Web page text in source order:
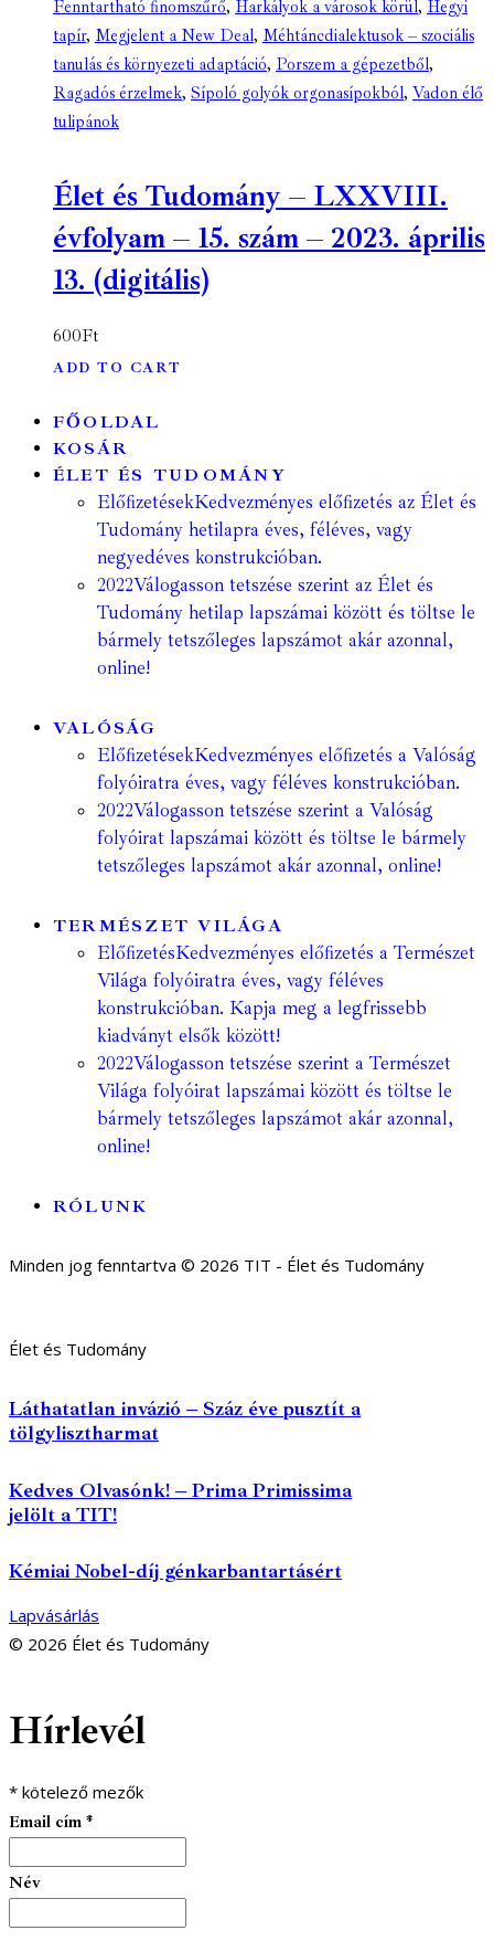
Fenntartható finomszűrő, Harkályok a városok körül, Hegyi
tapír, Megjelent a New Deal, Méhtáncdialektusok – szociális
tanulás és környezeti adaptáció, Porszem a gépezetből,
Ragadós érzelmek, Sípoló golyók orgonasípokból, Vadon élő
tulipánok
Élet és Tudomány – LXXVIII.
évfolyam – 15. szám – 2023. április
13. (digitális)
600Ft
ADD TO CART
FŐOLDAL
KOSÁR
ÉLET ÉS TUDOMÁNY
ElőfizetésekKedvezményes előfizetés az Élet és
Tudomány hetilapra éves, féléves, vagy
negyedéves konstrukcióban.
2022Válogasson tetszése szerint az Élet és
Tudomány hetilap lapszámai között és töltse le
bármely tetszőleges lapszámot akár azonnal,
online!
VALÓSÁG
ElőfizetésekKedvezményes előfizetés a Valóság
folyóiratra éves, vagy féléves konstrukcióban.
2022Válogasson tetszése szerint a Valóság
folyóirat lapszámai között és töltse le bármely
tetszőleges lapszámot akár azonnal, online!
TERMÉSZET VILÁGA
ElőfizetésKedvezményes előfizetés a Természet
Világa folyóiratra éves, vagy féléves
konstrukcióban. Kapja meg a legfrissebb
kiadványt elsők között!
2022Válogasson tetszése szerint a Természet
Világa folyóirat lapszámai között és töltse le
bármely tetszőleges lapszámot akár azonnal,
online!
RÓLUNK
Minden jog fenntartva © 2026 TIT - Élet és Tudomány
Élet és Tudomány
Láthatatlan invázió – Száz éve pusztít a
tölgylisztharmat
Kedves Olvasónk! – Prima Primissima
jelölt a TIT!
Kémiai Nobel-díj génkarbantartásért
Lapvásárlás
© 2026 Élet és Tudomány
Hírlevél
* kötelező mezők
Email cím *
Név